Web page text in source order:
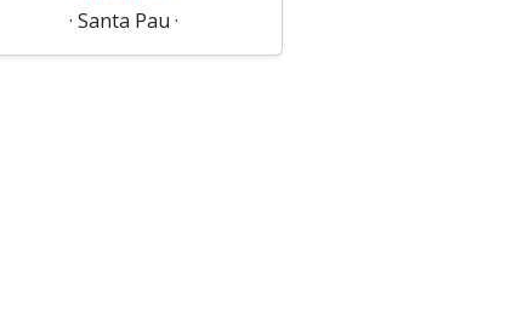
· Santa Pau ·